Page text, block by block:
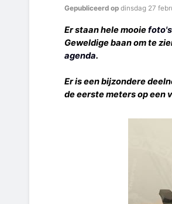
Gepubliceerd op dinsdag 27
Er staan hele mooie
Geweldige baan om te
agenda.
Er is een bijzondere
de eerste meters op een